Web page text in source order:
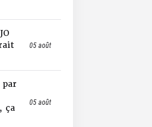
05 août
par
ça
05 août